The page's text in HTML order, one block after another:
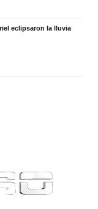
eclipsaron la lluvia